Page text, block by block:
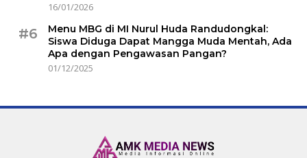
16/01/2026
#6
Menu MBG di MI Nurul Huda Randudongkal:
Siswa Diduga Dapat Mangga Muda Mentah, Ada
Apa dengan Pengawasan Pangan?
01/12/2025